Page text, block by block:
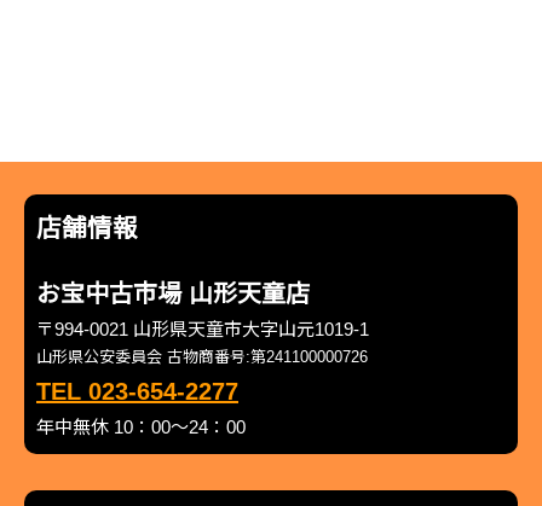
店舗情報
お宝中古市場 山形天童店
〒994-0021 山形県天童市大字山元1019-1
山形県公安委員会 古物商番号:第241100000726
TEL 023-654-2277
年中無休 10：00～24：00